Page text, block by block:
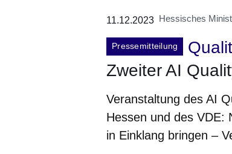
11.12.2023 Hessisches
Pressemitteilung
Zweiter AI
Veranstaltung des AI
Hessen und des VDE:
in Einklang bringen –